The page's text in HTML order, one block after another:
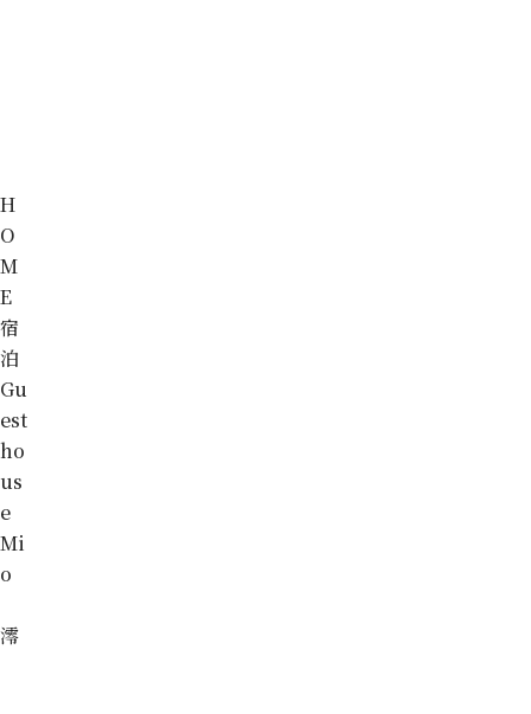
H
O
M
E
宿
泊
Gu
est
ho
us
e
Mi
o
澪